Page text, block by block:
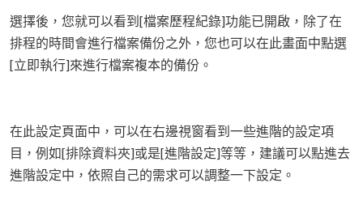
選擇後，您就可以看到[檔案歷程紀錄]功能已開啟，除了在
排程的時間會進行檔案備份之外，您也可以在此畫面中點選
[立即執行]來進行檔案複本的備份。
在此設定頁面中，可以在右邊視窗看到一些進階的設定項
目，例如[排除資料夾]或是[進階設定]等等，建議可以點進去
進階設定中，依照自己的需求可以調整一下設定。